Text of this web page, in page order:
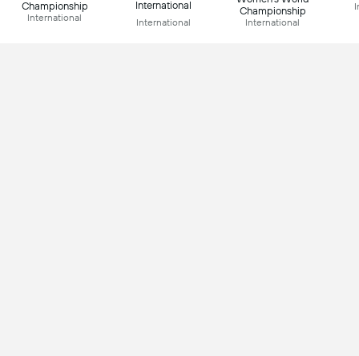
Championship
International
International
International
Championship
International